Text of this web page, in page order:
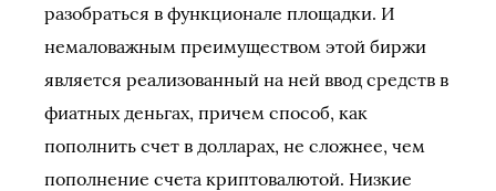
разобраться в функционале площадки. И
немаловажным преимуществом этой биржи
является реализованный на ней ввод средств в
фиатных деньгах, причем способ, как
пополнить счет в долларах, не сложнее, чем
пополнение счета криптовалютой. Низкие